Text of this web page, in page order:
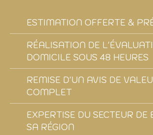
ESTIMATION OFFERTE &
RÉALISATION DE
DOMICILE SOUS 48 HEURES
REMISE D'UN AVIS DE
COMPLET
EXPERTISE DU SECTEUR DE
SA RÉGION